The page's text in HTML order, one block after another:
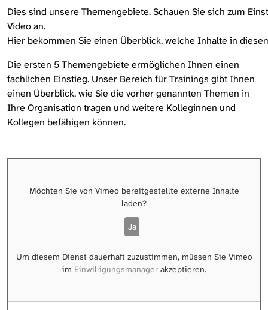
Dies sind unsere Themengebiete. Schauen Sie sich zum
Video an.
Hier bekommen Sie einen Überblick, welche Inhalte in
Die ersten 5 Themengebiete ermöglichen Ihnen einen
fachlichen Einstieg. Unser Bereich für Trainings gibt Ihnen
einen Überblick, wie Sie die vorher genannten Themen in
Ihre Organisation tragen und weitere Kolleginnen und
Kollegen befähigen können.
Möchten Sie von Vimeobereitgestellte externe Inhalte
laden?
Ja
Um diesem Dienst dauerhaft zuzustimmen, müssen Sie Vimeo
im Einwilligungsmanagerakzeptieren.